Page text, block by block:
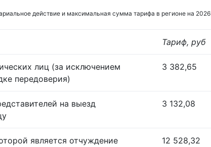
действие и максимальная сумма тарифа в регионе на 2026
Тариф, руб
лиц (за исключением
передоверия)
3 382,65
на выезд
3 132,08
является отчуждение
12 528,32